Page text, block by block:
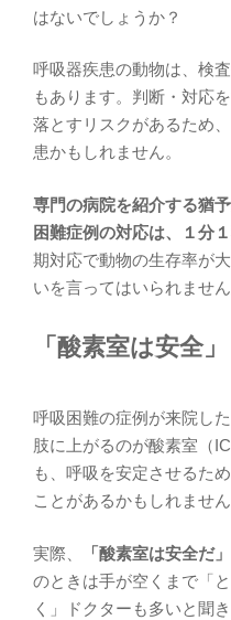
はないでしょうか？
呼吸器疾患の動物は、検
もあります。判断・対応
落とすリスクがあるため
患かもしれません。
専門の病院を紹介する猶
困難症例の対応は、１分
期対応で動物の生存率が
いを言ってはいられませ
「酸素室は安全
呼吸困難の症例が来院し
肢に上がるのが酸素室（
も、呼吸を安定させるた
ことがあるかもしれません
実際、 「酸素室は安全だ」
のときは手が空くまで「
く」ドクターも多いと聞